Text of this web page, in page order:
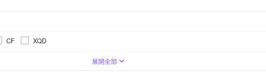
CF
XQD
BSI CMOS(高感光背照式)
3001萬~5000萬像素
展開全部